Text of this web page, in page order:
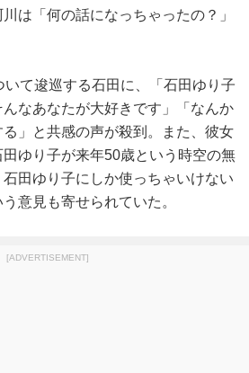
は「何の話になっちゃったの？」
て逡巡する石田に、「石田ゆり子
なあなたが大好きです」「なんか
」と共感の声が殺到。また、彼女
ゆり子が来年50歳という時空の無
田ゆり子にしか使っちゃいけない
意見も寄せられていた。
[ADVERTISEMENT]